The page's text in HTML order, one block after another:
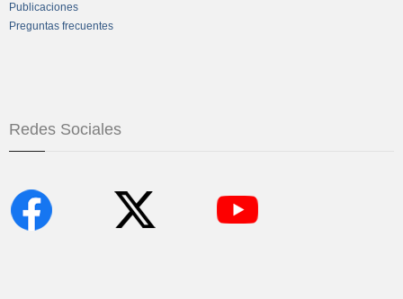
Publicaciones
Preguntas frecuentes
Redes Sociales